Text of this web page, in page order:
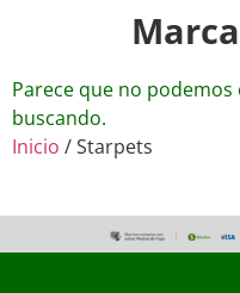
Inicio / Starpets
Parece que no
buscando.